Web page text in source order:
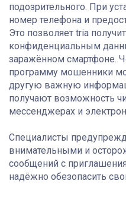
подозрительного. При
номер телефона и
Это позволяет tria
конфиденциальным
заражённом смартфоне.
программу мошенники
другую важную
получают возможность
мессенджерах и
Специалисты
внимательными и
сообщений с
надёжно обезопасить